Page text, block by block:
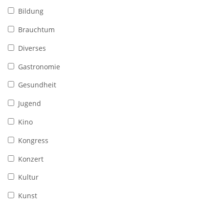
Bildung
Brauchtum
Diverses
Gastronomie
Gesundheit
Jugend
Kino
Kongress
Konzert
Kultur
Kunst